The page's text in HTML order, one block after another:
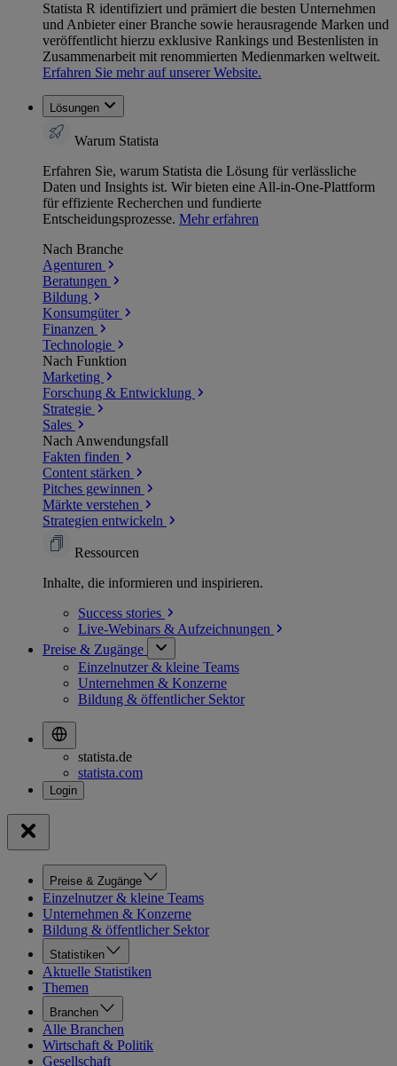
Statista R identifiziert und prämiert die besten Unternehmen
und Anbieter einer Branche sowie herausragende Marken und
veröffentlicht hierzu exklusive Rankings und Bestenlisten in
Zusammenarbeit mit renommierten Medienmarken weltweit.
Erfahren Sie mehr auf unserer Website.
Lösungen
Warum Statista
Erfahren Sie, warum Statista die Lösung für verlässliche
Daten und Insights ist. Wir bieten eine All-in-One-Plattform
für effiziente Recherchen und fundierte
Entscheidungsprozesse. Mehr erfahren
Nach Branche
Agenturen
Beratungen
Bildung
Konsumgüter
Finanzen
Technologie
Nach Funktion
Marketing
Forschung & Entwicklung
Strategie
Sales
Nach Anwendungsfall
Fakten finden
Content stärken
Pitches gewinnen
Märkte verstehen
Strategien entwickeln
Ressourcen
Inhalte, die informieren und inspirieren.
Success stories
Live-Webinars & Aufzeichnungen
Preise & Zugänge
Einzelnutzer & kleine Teams
Unternehmen & Konzerne
Bildung & öffentlicher Sektor
statista.de
statista.com
Preise & Zugänge
Einzelnutzer & kleine Teams
Unternehmen & Konzerne
Bildung & öffentlicher Sektor
Statistiken
Aktuelle Statistiken
Themen
Branchen
Alle Branchen
Wirtschaft & Politik
Gesellschaft